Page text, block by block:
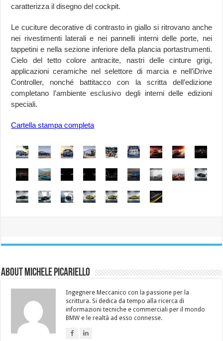
caratterizza il disegno del cockpit.
Le cuciture decorative di contrasto in giallo si ritrovano anche
nei rivestimenti laterali e nei pannelli interni delle porte, nei
tappetini e nella sezione inferiore della plancia portastrumenti.
Cielo del tetto colore antracite, nastri delle cinture grigi,
applicazioni ceramiche nel selettore di marcia e nell’iDrive
Controller, nonché battitacco con la scritta dell’edizione
completano l’ambiente esclusivo degli interni delle edizioni
speciali.
Cartella stampa completa
About Michele Picariello
Ingegnere Meccanico con la passione per la
scrittura. Si dedica da tempo alla ricerca di
informazioni tecniche e commerciali per il mondo
BMW e le realtà ad esso connesse.